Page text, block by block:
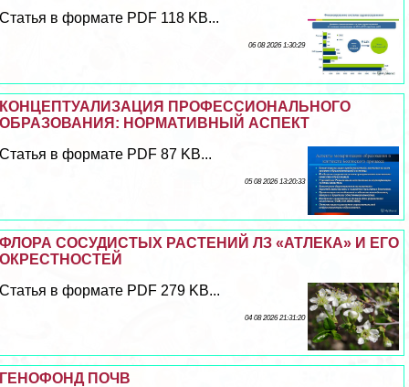
Статья в формате PDF 118 KB...
06 08 2026 1:30:29
КОНЦЕПТУАЛИЗАЦИЯ ПРОФЕССИОНАЛЬНОГО
ОБРАЗОВАНИЯ: НОРМАТИВНЫЙ АСПЕКТ
Статья в формате PDF 87 KB...
05 08 2026 13:20:33
ФЛОРА СОСУДИСТЫХ РАСТЕНИЙ ЛЗ «АТЛЕКА» И ЕГО
ОКРЕСТНОСТЕЙ
Статья в формате PDF 279 KB...
04 08 2026 21:31:20
ГЕНОФОНД ПОЧВ